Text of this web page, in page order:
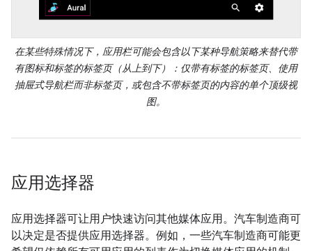
在某些特殊情况下，应用栏可能会包含以下某种导航策略来替代带
有图标和标签的标签页（从上到下）：仅带有标签的标签页、使用
抽屉式导航栏而非标签页，或包含不带标签页的内容的单个顶级视
图。
应用选择器
应用选择器可让用户快速访问其他媒体应用。汽车制造商可
以决定是否提供应用选择器。例如，一些汽车制造商可能更